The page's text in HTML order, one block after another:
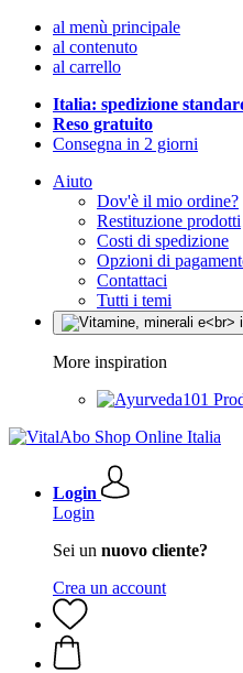
al menù principale
al contenuto
al carrello
Italia: spedizione
Reso gratuito
Consegna in 2 giorni
Aiuto
Dov'è il mio ordine?
Restituzione prodotti
Costi di spedizione
Opzioni di
Contattaci
Tutti i temi
More inspiration
Login
Login
Sei un nuovo cliente?
Crea un account